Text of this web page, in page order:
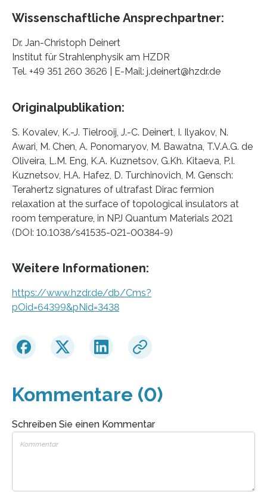
Wissenschaftliche Ansprechpartner:
Dr. Jan-Christoph Deinert
Institut für Strahlenphysik am HZDR
Tel. +49 351 260 3626 | E-Mail: j.deinert@hzdr.de
Originalpublikation:
S. Kovalev, K.-J. Tielrooij, J.-C. Deinert, I. Ilyakov, N.
Awari, M. Chen, A. Ponomaryov, M. Bawatna, T.V.A.G. de
Oliveira, L.M. Eng, K.A. Kuznetsov, G.Kh. Kitaeva, P.I.
Kuznetsov, H.A. Hafez, D. Turchinovich, M. Gensch:
Terahertz signatures of ultrafast Dirac fermion
relaxation at the surface of topological insulators at
room temperature, in NPJ Quantum Materials 2021
(DOI: 10.1038/s41535-021-00384-9)
Weitere Informationen:
https://www.hzdr.de/db/Cms?
pOid=64399&pNid=3438
Kommentare (0)
Schreiben Sie einen Kommentar